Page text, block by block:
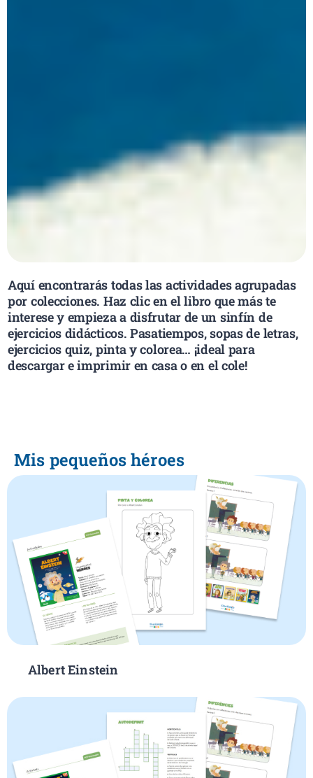
Aquí encontrarás todas las actividades agrupadas
por colecciones. Haz clic en el libro que más te
interese y empieza a disfrutar de un sinfín de
ejercicios didácticos. Pasatiempos, sopas de letras,
ejercicios quiz, pinta y colorea… ¡ideal para
descargar e imprimir en casa o en el cole!
Mis pequeños héroes
Albert Einstein